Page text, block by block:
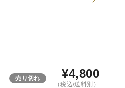
売り切れ ¥4,800
（税込/送料別）